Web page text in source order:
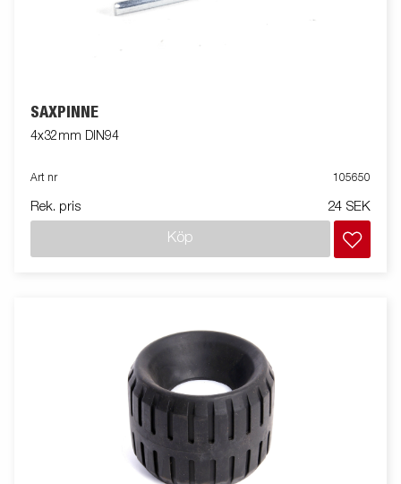
SAXPINNE
4x32mm DIN94
Art nr 105650
Rek. pris 24 SEK
Köp